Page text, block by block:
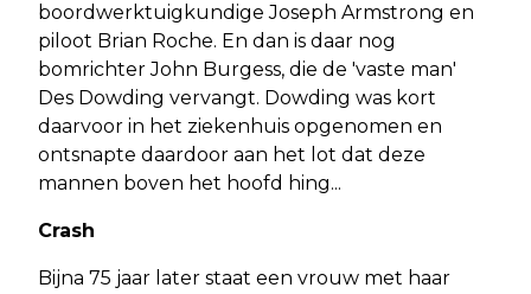
boordwerktuigkundige Joseph Armstrong en
piloot Brian Roche. En dan is daar nog
bomrichter John Burgess, die de 'vaste man'
Des Dowding vervangt. Dowding was kort
daarvoor in het ziekenhuis opgenomen en
ontsnapte daardoor aan het lot dat deze
mannen boven het hoofd hing...
Crash
Bijna 75 jaar later staat een vrouw met haar